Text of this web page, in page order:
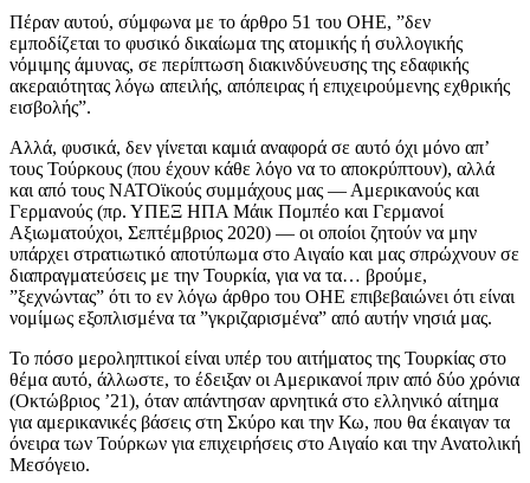
Πέραν αυτού, σύμφωνα με το άρθρο 51 του ΟΗΕ, ”δεν
εμποδίζεται το φυσικό δικαίωμα της ατομικής ή συλλογικής
νόμιμης άμυνας, σε περίπτωση διακινδύνευσης της εδαφικής
ακεραιότητας λόγω απειλής, απόπειρας ή επιχειρούμενης εχθρικής
εισβολής”.
Αλλά, φυσικά, δεν γίνεται καμιά αναφορά σε αυτό όχι μόνο απ’
τους Τούρκους (που έχουν κάθε λόγο να το αποκρύπτουν), αλλά
και από τους ΝΑΤΟϊκούς συμμάχους μας — Αμερικανούς και
Γερμανούς (πρ. ΥΠΕΞ ΗΠΑ Μάικ Πομπέο και Γερμανοί
Αξιωματούχοι, Σεπτέμβριος 2020) — οι οποίοι ζητούν να μην
υπάρχει στρατιωτικό αποτύπωμα στο Αιγαίο και μας σπρώχνουν σε
διαπραγματεύσεις με την Τουρκία, για να τα… βρούμε,
”ξεχνώντας” ότι το εν λόγω άρθρο του ΟΗΕ επιβεβαιώνει ότι είναι
νομίμως εξοπλισμένα τα ”γκριζαρισμένα” από αυτήν νησιά μας.
Το πόσο μεροληπτικοί είναι υπέρ του αιτήματος της Τουρκίας στο
θέμα αυτό, άλλωστε, το έδειξαν οι Αμερικανοί πριν από δύο χρόνια
(Οκτώβριος ’21), όταν απάντησαν αρνητικά στο ελληνικό αίτημα
για αμερικανικές βάσεις στη Σκύρο και την Κω, που θα έκαιγαν τα
όνειρα των Τούρκων για επιχειρήσεις στο Αιγαίο και την Ανατολική
Μεσόγειο.